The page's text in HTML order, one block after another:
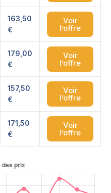
163,50
€
Voir
l’offre
179,00
€
Voir
l’offre
157,50
€
Voir
l’offre
171,50
€
Voir
l’offre